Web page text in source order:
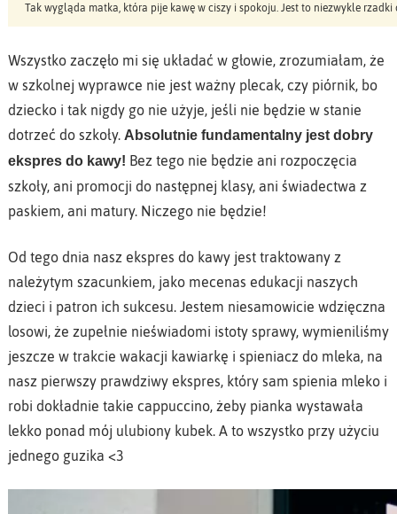
Tak wygląda matka, która pije kawę w ciszy i spokoju. Jest to niezwykle
Wszystko zaczęło mi się układać w głowie, zrozumiałam, że
w szkolnej wyprawce nie jest ważny plecak, czy piórnik, bo
dziecko i tak nigdy go nie użyje, jeśli nie będzie w stanie
dotrzeć do szkoły. Absolutnie fundamentalny jest dobry
ekspres do kawy! Bez tego nie będzie ani rozpoczęcia
szkoły, ani promocji do następnej klasy, ani świadectwa z
paskiem, ani matury. Niczego nie będzie!
Od tego dnia nasz ekspres do kawy jest traktowany z
należytym szacunkiem, jako mecenas edukacji naszych
dzieci i patron ich sukcesu. Jestem niesamowicie wdzięczna
losowi, że zupełnie nieświadomi istoty sprawy, wymieniliśmy
jeszcze w trakcie wakacji kawiarkę i spieniacz do mleka, na
nasz pierwszy prawdziwy ekspres, który sam spienia mleko i
robi dokładnie takie cappuccino, żeby pianka wystawała
lekko ponad mój ulubiony kubek. A to wszystko przy użyciu
jednego guzika <3